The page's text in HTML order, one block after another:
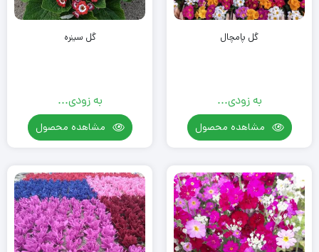
گل پامچال
به زودی...
مشاهده محصول
گل سینره
به زودی...
مشاهده محصول